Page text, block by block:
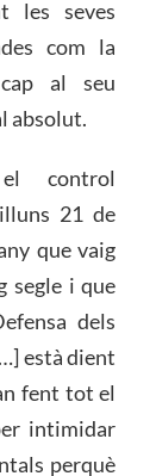
les seves
com la
al seu
absolut.
control
21 de
que vaig
segle i que
dels
està dient
fent tot el
intimidar
perquè